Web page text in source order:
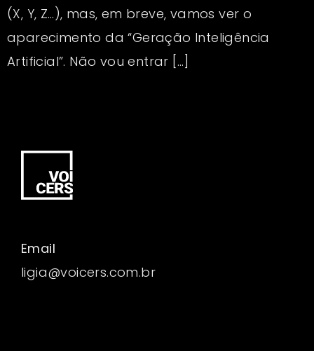
(X, Y, Z…), mas, em breve, vamos ver o
aparecimento da “Geração Inteligência
Artificial”. Não vou entrar […]
Email
ligia@voicers.com.br